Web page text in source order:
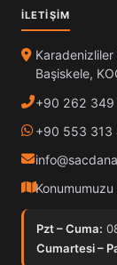
İLETIŞIM
Başiskele,
+90 262 349
+90 553 313
Pzt – Cuma:
Cumartesi –